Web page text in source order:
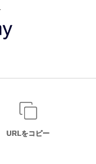
URLをコピー